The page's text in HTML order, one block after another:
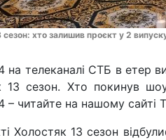
сезон: хто залишив проєкт у 2
на телеканалі СТБ в етер
13 сезон. Хто покинув
– читайте на нашому сайті
Холостяк 13 сезон